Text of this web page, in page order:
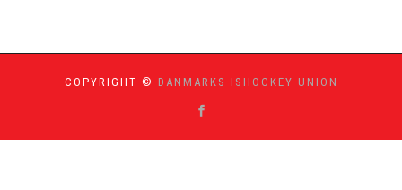
COPYRIGHT © DANMARKS ISHOCKEY UNION